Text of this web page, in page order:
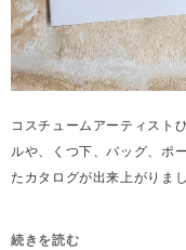
コスチュームアーティスト
ルや、くつ下、バッグ、ポ
たカタログが出来上がりま
続きを読む